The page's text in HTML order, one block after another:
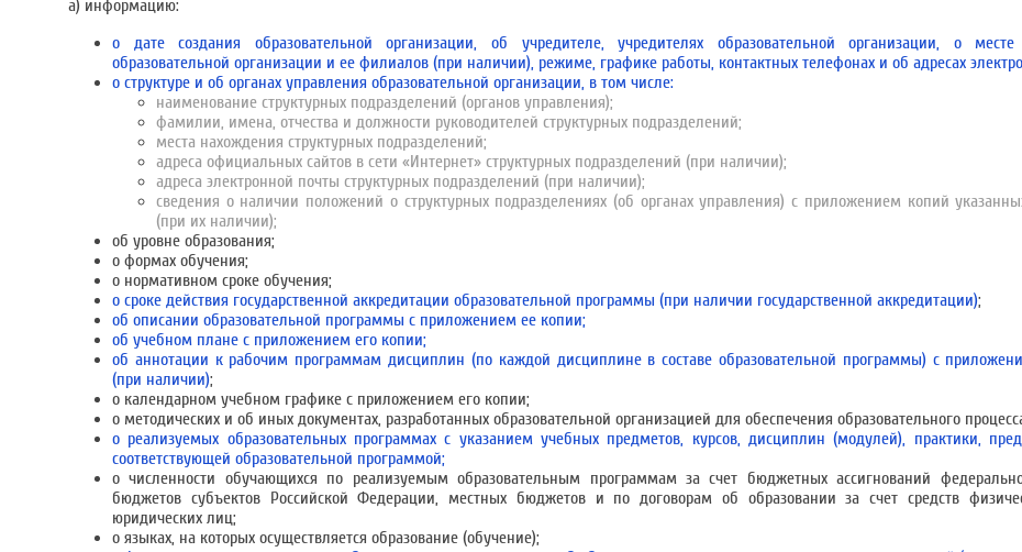
а) информацию:
о дате создания образовательной организации, об учредителе, учредителях образовательной организации, о
образовательной организации и ее филиалов (при наличии), режиме, графике работы, контактных телефонах и об адресах
о структуре и об органах управления образовательной организации, в том числе:
наименование структурных подразделений (органов управления);
фамилии, имена, отчества и должности руководителей структурных подразделений;
места нахождения структурных подразделений;
адреса официальных сайтов в сети «Интернет» структурных подразделений (при наличии);
адреса электронной почты структурных подразделений (при наличии);
сведения о наличии положений о структурных подразделениях (об органах управления) с приложением копий
(при их наличии);
об уровне образования;
о формах обучения;
о нормативном сроке обучения;
о сроке действия государственной аккредитации образовательной программы (при наличии государственной аккредитации);
об описании образовательной программы с приложением ее копии;
об учебном плане с приложением его копии;
об аннотации к рабочим программам дисциплин (по каждой дисциплине в составе образовательной программы) с
(при наличии);
о календарном учебном графике с приложением его копии;
о методических и об иных документах, разработанных образовательной организацией для обеспечения образовательного
о реализуемых образовательных программах с указанием учебных предметов, курсов, дисциплин (модулей), практики,
соответствующей образовательной программой;
о численности обучающихся по реализуемым образовательным программам за счет бюджетных ассигнований
бюджетов субъектов Российской Федерации, местных бюджетов и по договорам об образовании за счет средств
юридических лиц;
о языках, на которых осуществляется образование (обучение);